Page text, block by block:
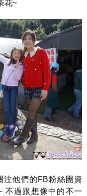
花~
注他們的FB粉絲團資
不過跟想像中的不一